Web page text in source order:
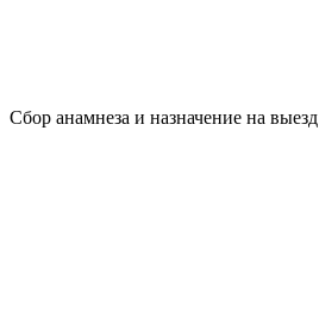
Сбор анамнеза и назначение на выезд